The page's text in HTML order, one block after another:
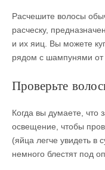
Расчешите волосы
расческу,
и их яиц. Вы можете
рядом с шампунями от
Проверьте
Когда вы думаете, что
освещение, чтобы
(яйца легче увидеть в
немного блестят под